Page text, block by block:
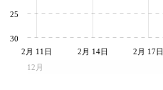
12月
2月 11日 2月 14日 2月 17日
25
30